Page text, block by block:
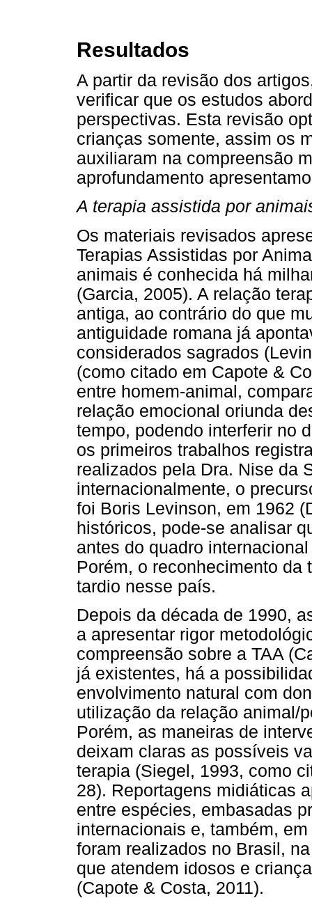
Resultados
A partir da revisão dos
verificar que os estudos
perspectivas. Esta revisão
crianças somente, assim os
auxiliaram na compreensão
aprofundamento
A terapia assistida por
Os materiais revisados
Terapias Assistidas por
animais é conhecida há
(Garcia, 2005). A relação
antiga, ao contrário do que
antiguidade romana já
considerados sagrados
(como citado em Capote &
entre homem-animal,
relação emocional oriunda
tempo, podendo interferir no
os primeiros trabalhos
realizados pela Dra. Nise da
internacionalmente, o
foi Boris Levinson, em 1962
históricos, pode-se analisar
antes do quadro
Porém, o reconhecimento
tardio nesse país.
Depois da década de 1990,
a apresentar rigor
compreensão sobre a TAA
já existentes, há a
envolvimento natural com
utilização da relação animal/
Porém, as maneiras de
deixam claras as possíveis
terapia (Siegel, 1993, como
28). Reportagens midiáticas
entre espécies, embasadas
internacionais e, também,
foram realizados no Brasil,
que atendem idosos e
(Capote & Costa, 2011).